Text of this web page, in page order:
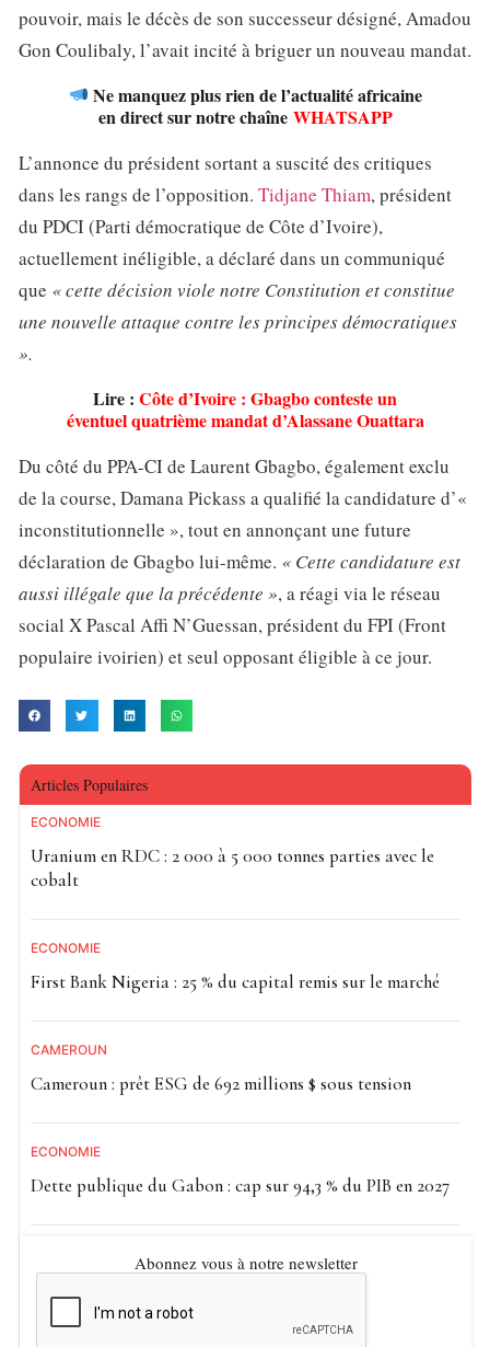
pouvoir, mais le décès de son successeur désigné, Amadou
Gon Coulibaly, l’avait incité à briguer un nouveau mandat.
Ne manquez plus rien de l’actualité africaine
en direct sur notre chaîne WHATSAPP
L’annonce du président sortant a suscité des critiques
dans les rangs de l’opposition. Tidjane Thiam, président
du PDCI (Parti démocratique de Côte d’Ivoire),
actuellement inéligible, a déclaré dans un communiqué
que « cette décision viole notre Constitution et constitue
une nouvelle attaque contre les principes démocratiques
».
Lire : Côte d’Ivoire : Gbagbo conteste un
éventuel quatrième mandat d’Alassane Ouattara
Du côté du PPA-CI de Laurent Gbagbo, également exclu
de la course, Damana Pickass a qualifié la candidature d’«
inconstitutionnelle », tout en annonçant une future
déclaration de Gbagbo lui-même. « Cette candidature est
aussi illégale que la précédente », a réagi via le réseau
social X Pascal Affi N’Guessan, président du FPI (Front
populaire ivoirien) et seul opposant éligible à ce jour.
Articles Populaires
ECONOMIE
Uranium en RDC : 2 000 à 5 000 tonnes parties avec le
cobalt
ECONOMIE
First Bank Nigeria : 25 % du capital remis sur le marché
CAMEROUN
Cameroun : prêt ESG de 692 millions $ sous tension
ECONOMIE
Dette publique du Gabon : cap sur 94,3 % du PIB en 2027
Abonnez vous à notre newsletter